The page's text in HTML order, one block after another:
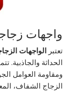
واجهات
تعتبرالواجهات
الحداثة والجاذبية.
ومقاومة العوامل
الزجاج الشفاف،